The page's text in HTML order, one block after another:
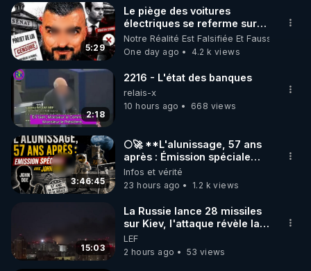
▶ 30 jours gratuit sur l’application de méditation et
de bien-être ENVOL :
Rendez-vous sur https://www.envol.app/code
le code : REGENERE
5:29
Le piège des voitures
électriques se referme sur
les usagers !
Notre Réalité Est Falsifiée Et Fausse
One day ago
4.2 k views
2:18
2216 - L'état des banques
relais-x
10 hours ago
668 views
3:46:45
🌕🚀 **L'alunissage, 57 ans
après : Émission spéciale
avec John Doe !** 👨 🚀✨
Infos et vérité
23 hours ago
1.2 k views
15:03
La Russie lance 28 missiles
sur Kiev, l'attaque révèle la
faiblesse de Kiev
LEF
2 hours ago
53 views